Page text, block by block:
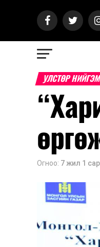
УЛСТӨР
Огноо: 7 жил 1